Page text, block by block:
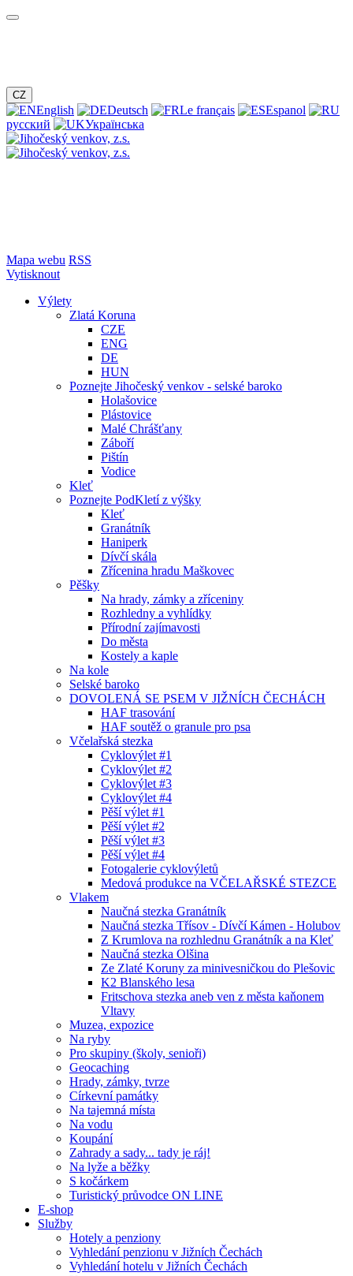
CZ
English Deutsch Le français
Espanol
русский
Українська
Mapa webu RSS
Vytisknout
Výlety
Zlatá Koruna
CZE
ENG
DE
HUN
Poznejte Jihočeský venkov - selské baroko
Holašovice
Plástovice
Malé Chrášťany
Záboří
Pištín
Vodice
Kleť
Poznejte PodKletí z výšky
Kleť
Granátník
Haniperk
Dívčí skála
Zřícenina hradu Maškovec
Pěšky
Na hrady, zámky a zříceniny
Rozhledny a vyhlídky
Přírodní zajímavosti
Do města
Kostely a kaple
Na kole
Selské baroko
DOVOLENÁ SE PSEM V JIŽNÍCH ČECHÁCH
HAF trasování
HAF soutěž o granule pro psa
Včelařská stezka
Cyklovýlet #1
Cyklovýlet #2
Cyklovýlet #3
Cyklovýlet #4
Pěší výlet #1
Pěší výlet #2
Pěší výlet #3
Pěší výlet #4
Fotogalerie cyklovýletů
Medová produkce na VČELAŘSKÉ STEZCE
Vlakem
Naučná stezka Granátník
Naučná stezka Třísov - Dívčí Kámen - Holubov
Z Krumlova na rozhlednu Granátník a na Kleť
Naučná stezka Olšina
Ze Zlaté Koruny za minivesničkou do Plešovic
K2 Blanského lesa
Fritschova stezka aneb ven z města kaňonem
Vltavy
Muzea, expozice
Na ryby
Pro skupiny (školy, senioři)
Geocaching
Hrady, zámky, tvrze
Církevní památky
Na tajemná místa
Na vodu
Koupání
Zahrady a sady... tady je ráj!
Na lyže a běžky
S kočárkem
Turistický průvodce ON LINE
E-shop
Služby
Hotely a penziony
Vyhledání penzionu v Jižních Čechách
Vyhledání hotelu v Jižních Čechách